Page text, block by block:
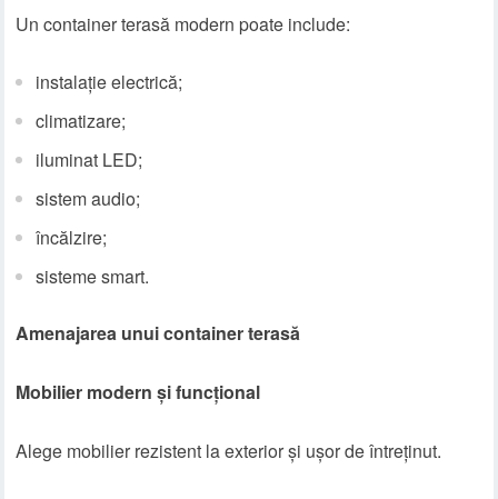
Un container terasă modern poate include:
instalație electrică;
climatizare;
iluminat LED;
sistem audio;
încălzire;
sisteme smart.
Amenajarea unui container terasă
Mobilier modern și funcțional
Alege mobilier rezistent la exterior și ușor de întreținut.